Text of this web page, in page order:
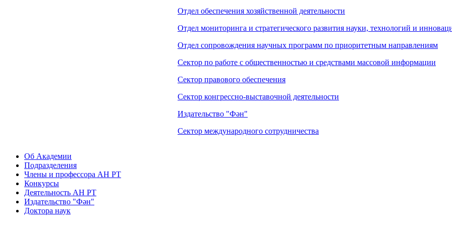
Отдел обеспечения хозяйственной деятельности
Отдел мониторинга и стратегического развития науки, технологий и
Отдел сопровождения научных программ по приоритетным направлениям
Сектор по работе с общественностью и средствами массовой информации
Сектор правового обеспечения
Сектор конгрессно-выставочной деятельности
Издательство "Фән"
Сектор международного сотрудничества
Об Академии
Подразделения
Члены и профессора АН РТ
Конкурсы
Деятельность АН РТ
Издательство "Фән"
Доктора наук